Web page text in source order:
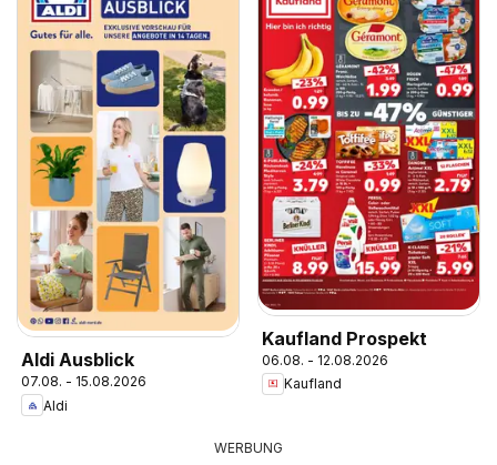
Aldi Ausblick
07.08. - 15.08.2026
Aldi
Kaufland Prospekt
06.08. - 12.08.2026
Kaufland
WERBUNG